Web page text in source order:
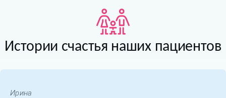
Истории счастья наших пациентов
Ирина